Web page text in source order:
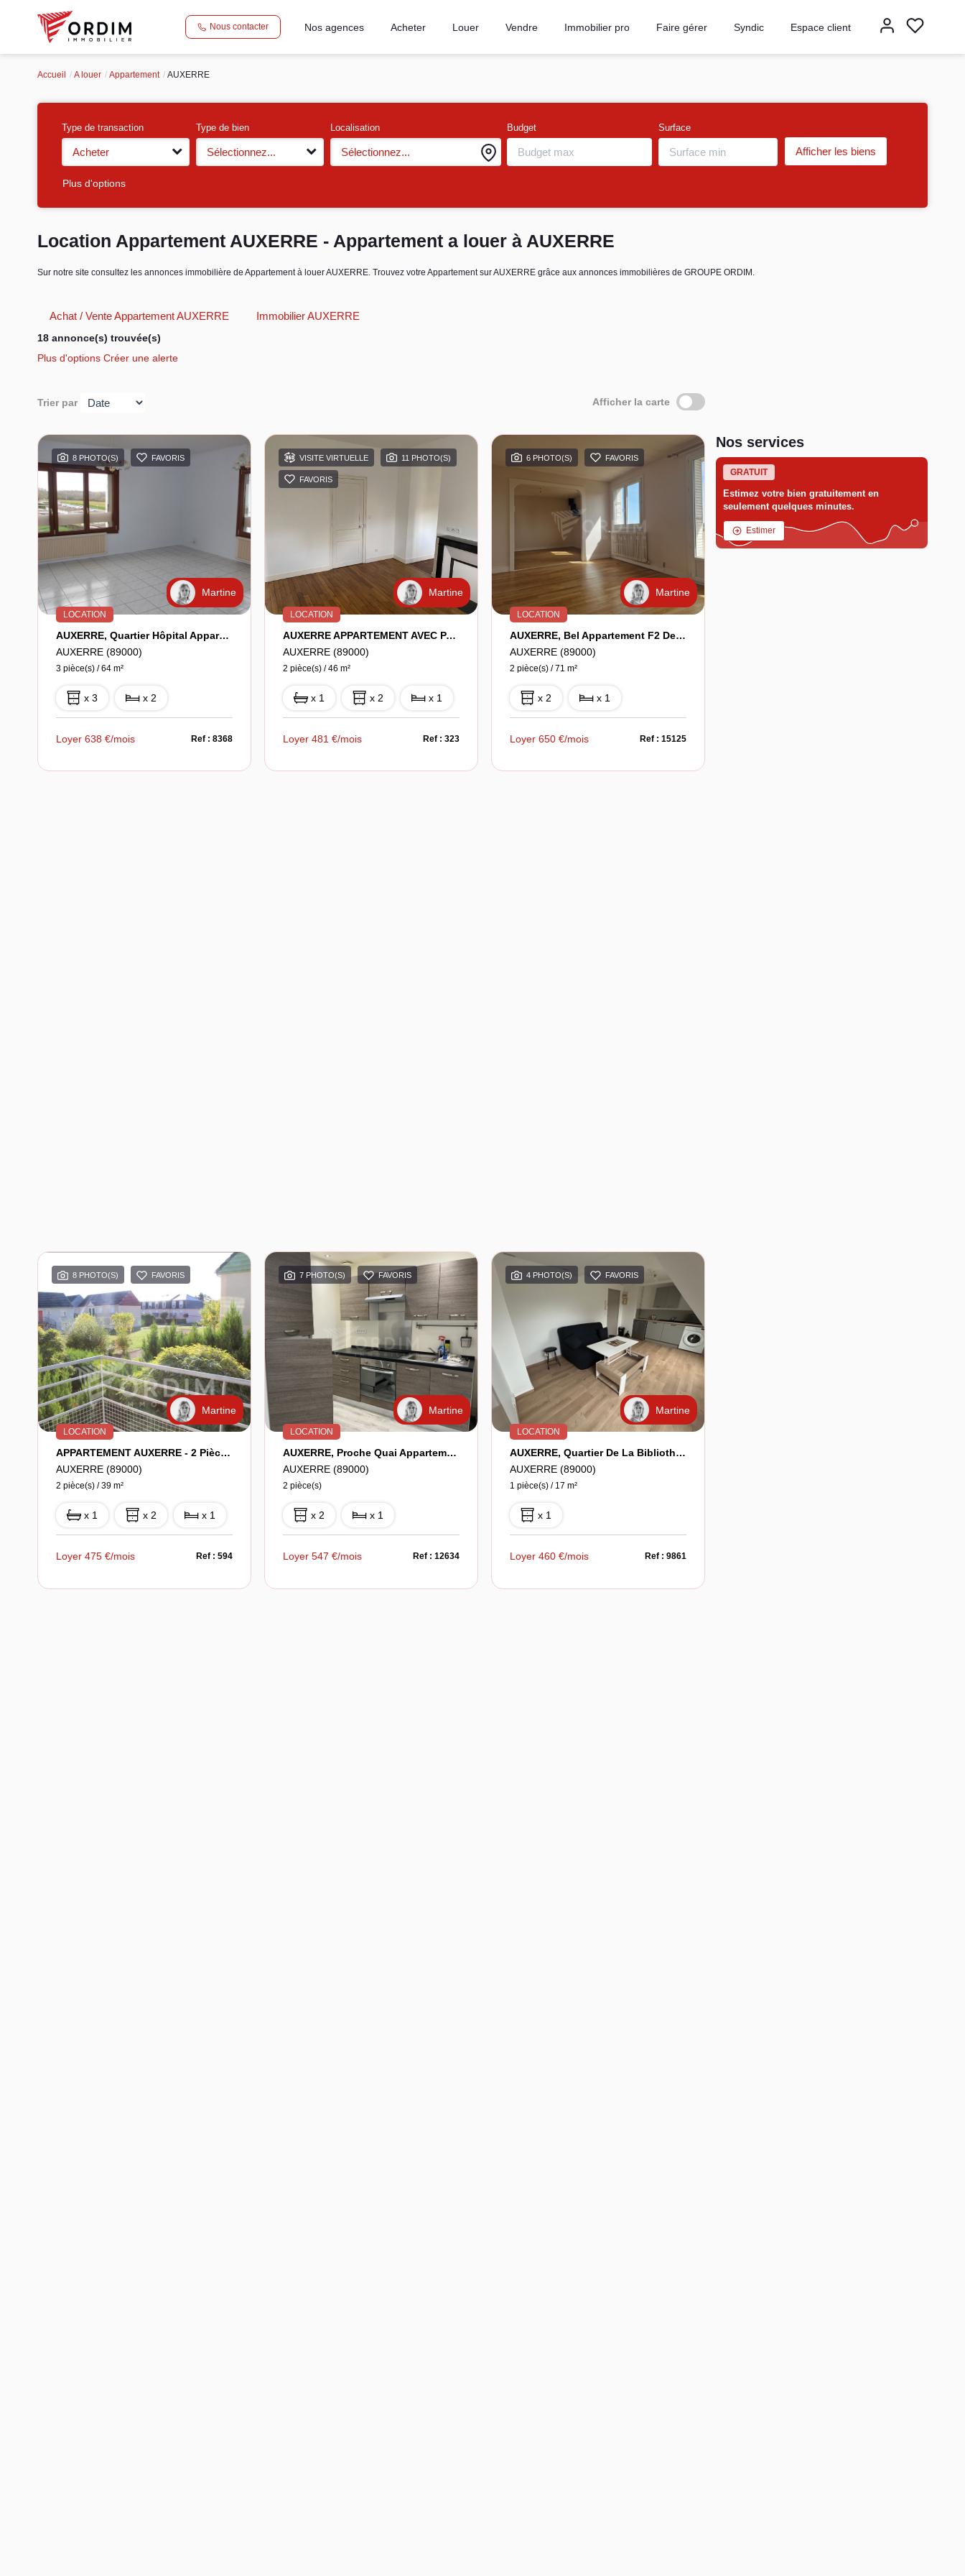
Nous contacter Nos agences Acheter Louer Vendre Immobilier pro Faire gérer Syndic Espace client
Accueil A louer Appartement AUXERRE
Type de transaction
Acheter
Type de bien
Sélectionnez...
Localisation
Sélectionnez...
Budget Surface
Plus d'options
Location Appartement AUXERRE - Appartement a louer à AUXERRE
Sur notre site consultez les annonces immobilière de Appartement à louer AUXERRE. Trouvez votre Appartement sur AUXERRE grâce aux annonces immobilières de GROUPE ORDIM.
Achat / Vente Appartement AUXERRE Immobilier AUXERRE
18 annonce(s) trouvée(s)
Plus d'options Créer une alerte
Trier par Afficher la carte
8 PHOTO(S) FAVORIS
Martine
LOCATION
AUXERRE, Quartier Hôpital Appartement F3 En Très Bon État
AUXERRE (89000)
3 pièce(s) / 64 m²
x 3 x 2
Loyer 638 €/mois Ref : 8368
VISITE VIRTUELLE 11 PHOTO(S)
FAVORIS
Martine
LOCATION
AUXERRE APPARTEMENT AVEC PARC ARBORE - 2 Pièce(s) - 46 M2
AUXERRE (89000)
2 pièce(s) / 46 m²
x 1 x 2 x 1
Loyer 481 €/mois Ref : 323
6 PHOTO(S) FAVORIS
Martine
LOCATION
AUXERRE, Bel Appartement F2 De 71 M² En Résidence Sécurisée
AUXERRE (89000)
2 pièce(s) / 71 m²
x 2 x 1
Loyer 650 €/mois Ref : 15125
8 PHOTO(S) FAVORIS
Martine
LOCATION
APPARTEMENT AUXERRE - 2 Pièce(s) - 39 M2
AUXERRE (89000)
2 pièce(s) / 39 m²
x 1 x 2 x 1
Loyer 475 €/mois Ref : 594
7 PHOTO(S) FAVORIS
Martine
LOCATION
AUXERRE, Proche Quai Appartement F2 En Rdc
AUXERRE (89000)
2 pièce(s)
x 2 x 1
Loyer 547 €/mois Ref : 12634
4 PHOTO(S) FAVORIS
Martine
LOCATION
AUXERRE, Quartier De La Bibliothèque, Studio Meublé
AUXERRE (89000)
1 pièce(s) / 17 m²
x 1
Loyer 460 €/mois Ref : 9861
Nos services
GRATUIT
Estimez votre bien gratuitement en
seulement quelques minutes.
Estimer